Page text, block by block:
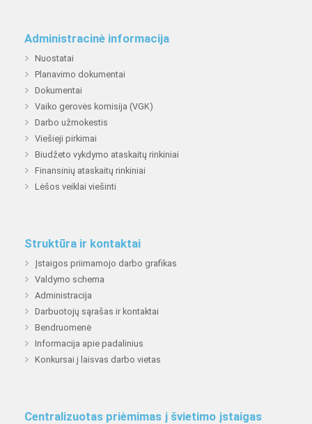
Administracinė informacija
Nuostatai
Planavimo dokumentai
Dokumentai
Vaiko gerovės komisija (VGK)
Darbo užmokestis
Viešieji pirkimai
Biudžeto vykdymo ataskaitų rinkiniai
Finansinių ataskaitų rinkiniai
Lėšos veiklai viešinti
Struktūra ir kontaktai
Įstaigos priimamojo darbo grafikas
Valdymo schema
Administracija
Darbuotojų sąrašas ir kontaktai
Bendruomenė
Informacija apie padalinius
Konkursai į laisvas darbo vietas
Centralizuotas priėmimas į švietimo įstaigas